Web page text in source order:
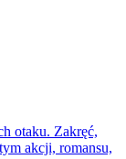
otaku. Zakręć,
akcji, romansu,